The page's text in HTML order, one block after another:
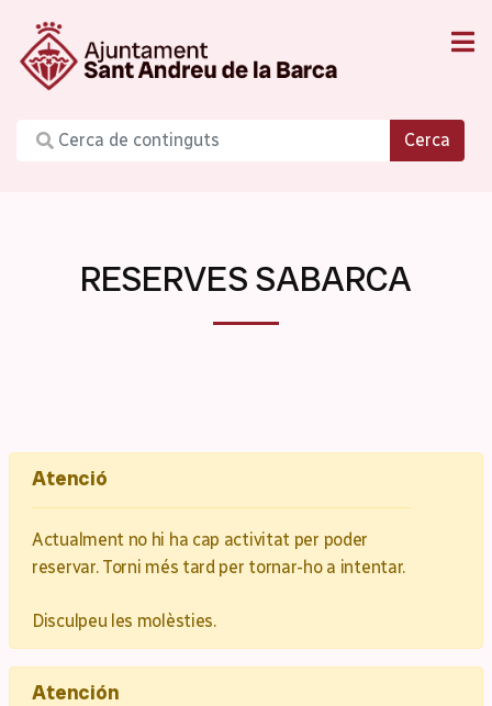
Cerca
RESERVES SABARCA
Atenció
Actualment no hi ha cap activitat per poder
reservar. Torni més tard per tornar-ho a intentar.
Disculpeu les molèsties.
Atención